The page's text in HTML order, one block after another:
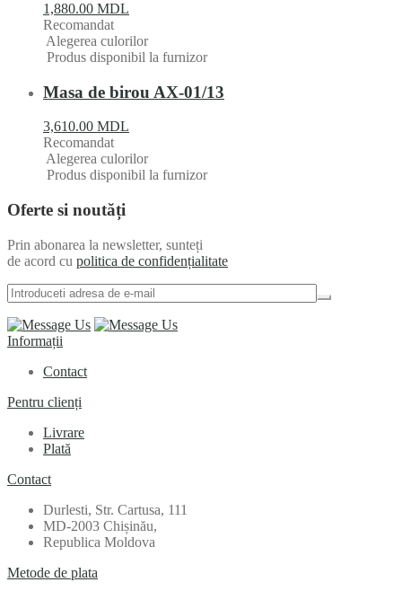
1,880.00 MDL
Recomandat
Alegerea culorilor
Produs disponibil la furnizor
Masa de birou AX-01/13
3,610.00 MDL
Recomandat
Alegerea culorilor
Produs disponibil la furnizor
Oferte si noutăți
Prin abonarea la newsletter, sunteți
de acord cu politica de confidențialitate
Informații
Contact
Pentru clienți
Livrare
Plată
Contact
Durlesti, Str. Cartusa, 111
MD-2003 Chișinău,
Republica Moldova
Metode de plata